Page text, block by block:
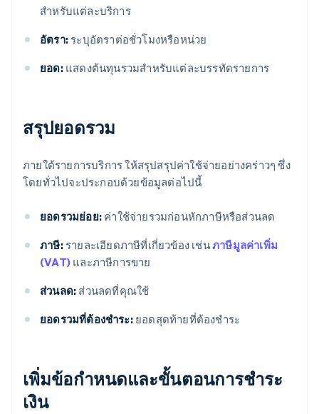
สําหรับแต่ละบริการ
อัตรา: ระบุอัตราต่อชั่วโมงหรือหน่วย
ยอด:แสดงต้นทุนรวมสําหรับแต่ละบรรทัดรายการ
สรุปยอดรวม
ภายใต้รายการบริการ ให้สรุปสรุปค่าใช้จ่ายอย่างคร่าวๆ ซึ่ง
โดยทั่วไปจะประกอบด้วยข้อมูลต่อไปนี้
ยอดรวมย่อย: ค่าใช้จ่ายรวมก่อนหักภาษีหรือส่วนลด
ภาษี:รายละเอียดภาษีที่เกี่ยวข้อง เช่นภาษีมูลค่าเพิ่ม
(VAT) และภาษีการขาย
ส่วนลด: ส่วนลดที่คุณใช้
ยอดรวมที่ต้องชำระ:ยอดสุดท้ายที่ต้องชําระ
เพิ่มข้อกําหนดและขั้นตอนการชําระ
เงิน